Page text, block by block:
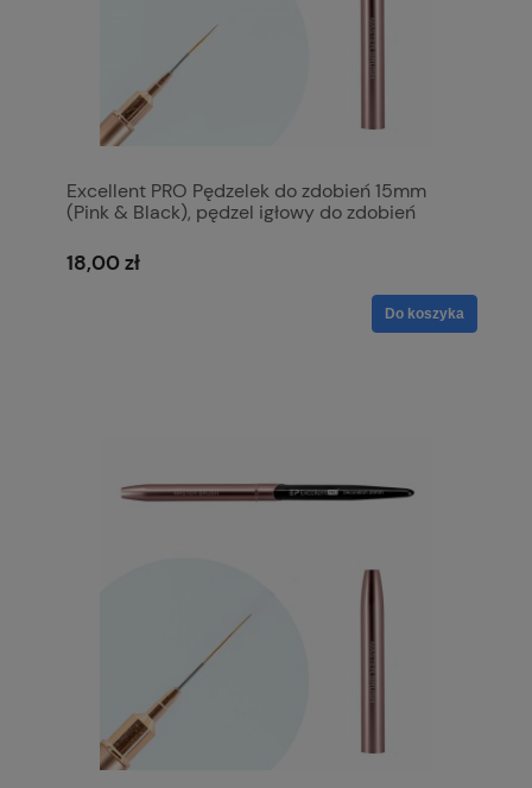
Excellent PRO Pędzelek do zdobień 15mm
(Pink & Black), pędzel igłowy do zdobień
18,00 zł
Do koszyka